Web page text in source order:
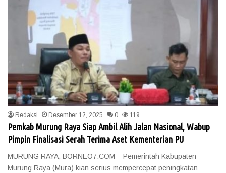
Redaksi Desember 12, 2025 0 119
Pemkab Murung Raya Siap Ambil Alih Jalan Nasional, Wabup
Pimpin Finalisasi Serah Terima Aset Kementerian PU
MURUNG RAYA, BORNEO7.COM – Pemerintah Kabupaten
Murung Raya (Mura) kian serius mempercepat peningkatan